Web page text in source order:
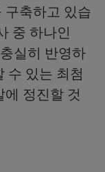
구축하고 있습
중 하나인
실히 반영하
수 있는 최첨
정진할 것